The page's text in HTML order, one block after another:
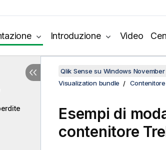
Introduzione Video
Qlik Sense su Windows
Visualization bundle
Esempi di
contenitore